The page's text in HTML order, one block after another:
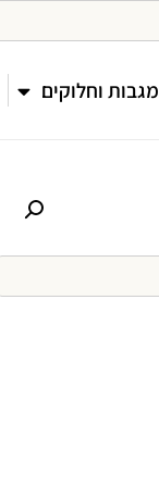
מגבות וחלוקים